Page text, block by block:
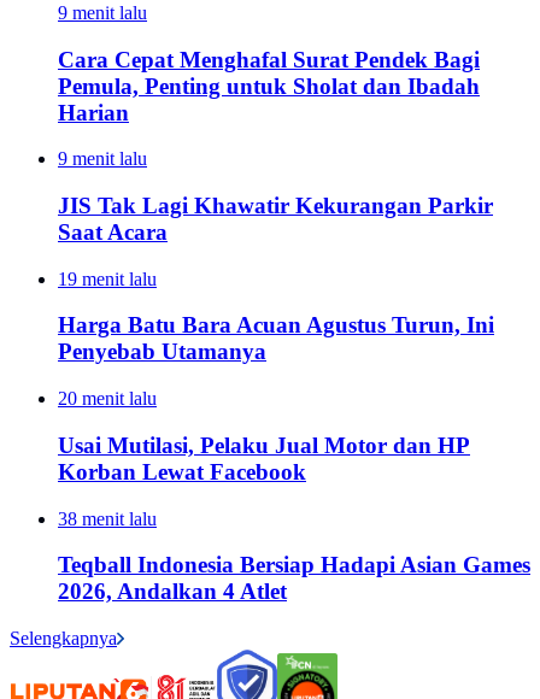
9 menit lalu
Cara Cepat Menghafal Surat Pendek Bagi
Pemula, Penting untuk Sholat dan Ibadah
Harian
9 menit lalu
JIS Tak Lagi Khawatir Kekurangan Parkir
Saat Acara
19 menit lalu
Harga Batu Bara Acuan Agustus Turun, Ini
Penyebab Utamanya
20 menit lalu
Usai Mutilasi, Pelaku Jual Motor dan HP
Korban Lewat Facebook
38 menit lalu
Teqball Indonesia Bersiap Hadapi Asian Games
2026, Andalkan 4 Atlet
Selengkapnya